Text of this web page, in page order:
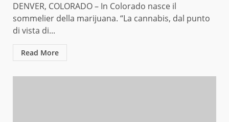
DENVER, COLORADO – In Colorado nasce il
sommelier della marijuana. “La cannabis, dal punto
di vista di...
Read More